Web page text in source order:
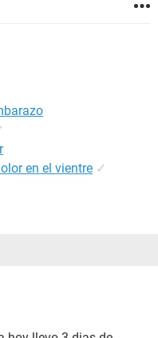
en el vientre ✓